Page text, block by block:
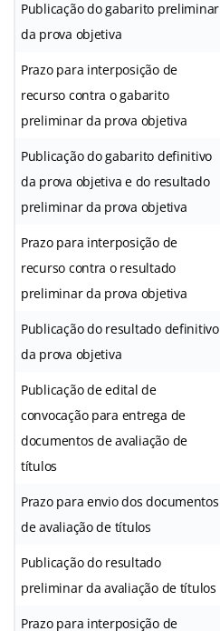
Publicação do gabarito preliminar
da prova objetiva
Prazo para interposição de
recurso contra o gabarito
preliminar da prova objetiva
Publicação do gabarito definitivo
da prova objetiva e do resultado
preliminar da prova objetiva
Prazo para interposição de
recurso contra o resultado
preliminar da prova objetiva
Publicação do resultado definitivo
da prova objetiva
Publicação de edital de
convocação para entrega de
documentos de avaliação de
títulos
Prazo para envio dos documentos
de avaliação de títulos
Publicação do resultado
preliminar da avaliação de títulos
Prazo para interposição de